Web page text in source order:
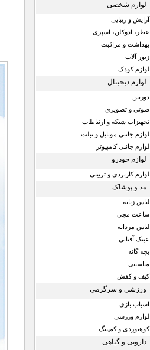
لوازم شخصی
آرایش و زیبایی
عطر، ادوکلن، اسپری
بهداشت و مراقبت
زیور آلات
لوازم کودک
لوازم دیجیتال
دوربین
صوتی و تصویری
تجهیزات شبکه و ارتباطات
لوازم جانبی موبایل و تبلت
لوازم جانبی کامپیوتر
لوازم خودرو
لوازم کاربردی و تزیینی
مد و پوشاک
لباس زنانه
ساعت مچی
لباس مردانه
عینک آفتابی
بچه گانه
مناسبتی
کیف و کفش
ورزشی و سرگرمی
اسباب بازی
لوازم ورزشی
کوهنوردی و کمپینگ
دارویی و گیاهی